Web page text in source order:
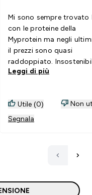
Mi sono sempre trovato
con le proteine della
Myprotein ma negli
il prezzi sono quasi
raddoppiato.
Leggi di più
Utile (0)
Non
Segnala